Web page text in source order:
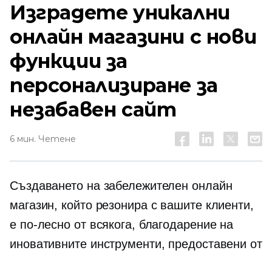
Изградете уникални
онлайн магазини с нови
функции за
персонализиране за
незабавен сайт
6 мин. Четене
Създаването на забележителен онлайн
магазин, който резонира с вашите клиенти,
е по-лесно от всякога, благодарение на
иновативните инструменти, предоставени от